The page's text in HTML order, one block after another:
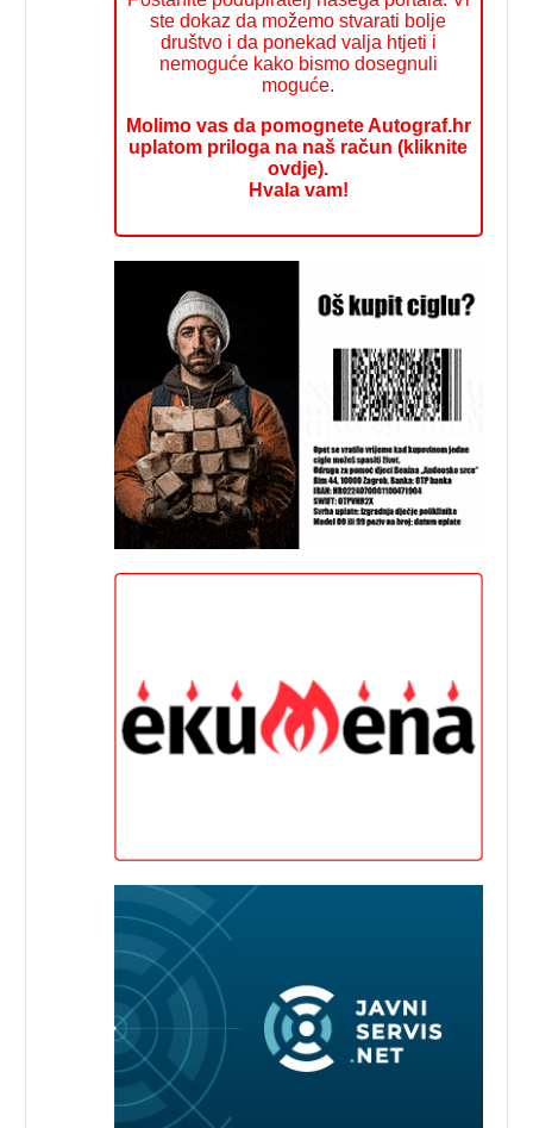
ste dokaz da možemo stvarati bolje
društvo i da ponekad valja htjeti i
nemoguće kako bismo dosegnuli
moguće.
Molimo vas da pomognete Autograf.hr
uplatom priloga na naš račun (kliknite
ovdje).
Hvala vam!